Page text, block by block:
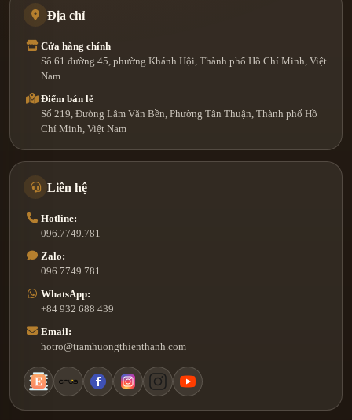
Địa chỉ
Cửa hàng chính
Số 61 đường 45, phường Khánh Hội, Thành phố Hồ Chí Minh, Việt
Nam.
Điểm bán lẻ
Số 219, Đường Lâm Văn Bền, Phường Tân Thuận, Thành phố Hồ
Chí Minh, Việt Nam
Liên hệ
Hotline:
096.7749.781
Zalo:
096.7749.781
WhatsApp:
+84 932 688 439
Email:
hotro@tramhuongthienthanh.com